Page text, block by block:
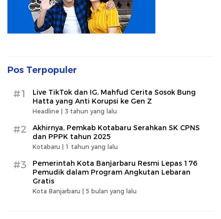
Pos Terpopuler
#1
Live TikTok dan IG, Mahfud Cerita Sosok Bung
Hatta yang Anti Korupsi ke Gen Z
Headline | 3 tahun yang lalu
#2
Akhirnya, Pemkab Kotabaru Serahkan SK CPNS
dan PPPK tahun 2025
Kotabaru | 1 tahun yang lalu
#3
Pemerintah Kota Banjarbaru Resmi Lepas 176
Pemudik dalam Program Angkutan Lebaran
Gratis
Kota Banjarbaru | 5 bulan yang lalu